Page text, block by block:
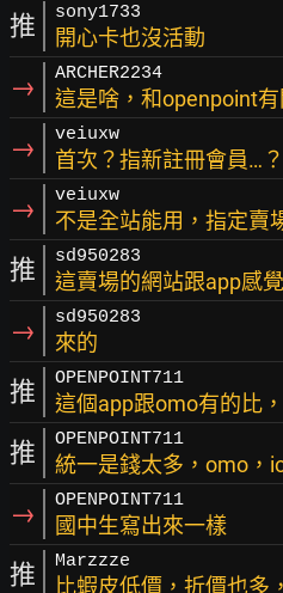
推 sony1733
開心卡也沒活動
→ ARCHER2234
這是啥，和openpoint有
→ veiuxw
首次？指新註冊會員…
→ veiuxw
不是全站能用，指定賣
推 sd950283
這賣場的網站跟app感
→ sd950283
來的
推 OPENPOINT711
這個app跟omo有的比
推 OPENPOINT711
統一是錢太多，omo，
→ OPENPOINT711
國中生寫出來一樣
推 Marzzze
比蝦皮低價，折價也多